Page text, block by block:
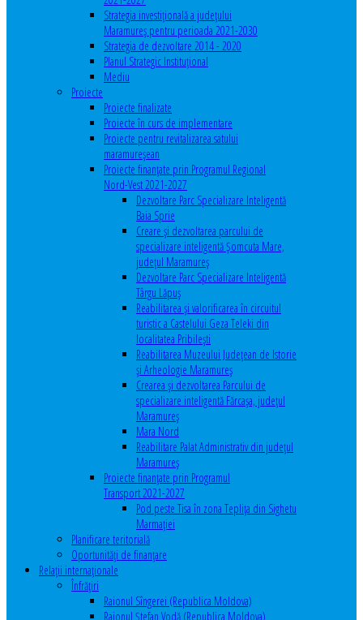
Strategia investiţională a județului
Maramureș pentru perioada 2021-2030
Strategia de dezvoltare 2014 - 2020
Planul Strategic Instituţional
Mediu
Proiecte
Proiecte finalizate
Proiecte în curs de implementare
Proiecte pentru revitalizarea satului
maramureşean
Proiecte finanțate prin Programul Regional
Nord-Vest 2021-2027
Dezvoltare Parc Specializare Inteligentă
Baia Sprie
Creare și dezvoltarea parcului de
specializare inteligentă Șomcuta Mare,
județul Maramureș
Dezvoltare Parc Specializare Inteligentă
Târgu Lăpuș
Reabilitarea și valorificarea în circuitul
turistic a Castelului Geza Teleki din
localitatea Pribilești
Reabilitarea Muzeului Județean de Istorie
și Arheologie Maramureș
Crearea și dezvoltarea Parcului de
specializare inteligentă Fărcașa, județul
Maramureș
Mara Nord
Reabilitare Palat Administrativ din județul
Maramureș
Proiecte finanțate prin Programul
Transport 2021-2027
Pod peste Tisa în zona Teplița din Sighetu
Marmației
Planificare teritorială
Oportunităţi de finanţare
Relaţii internaţionale
Înfrăţiri
Raionul Sîngerei (Republica Moldova)
Raionul Ștefan Vodă (Republica Moldova)